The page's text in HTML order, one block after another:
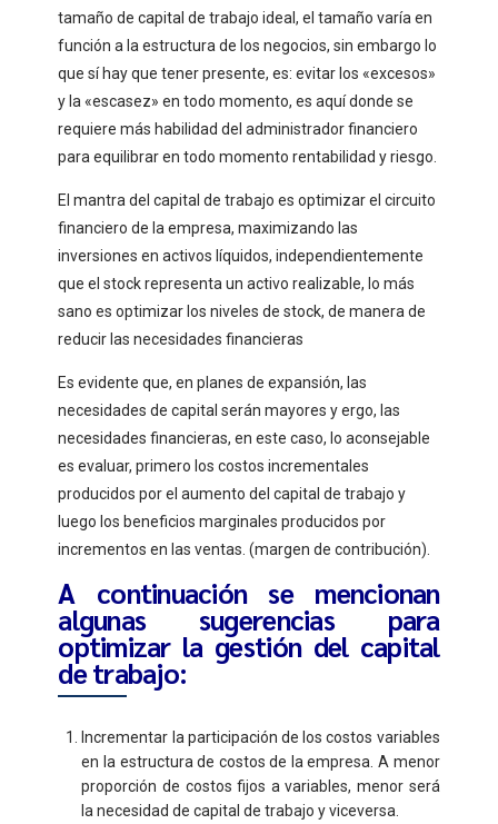
tamaño de capital de trabajo ideal, el tamaño varía en
función a la estructura de los negocios, sin embargo lo
que sí hay que tener presente, es: evitar los «excesos»
y la «escasez» en todo momento, es aquí donde se
requiere más habilidad del administrador financiero
para equilibrar en todo momento rentabilidad y riesgo.
El mantra del capital de trabajo es optimizar el circuito
financiero de la empresa, maximizando las
inversiones en activos líquidos, independientemente
que el stock representa un activo realizable, lo más
sano es optimizar los niveles de stock, de manera de
reducir las necesidades financieras
Es evidente que, en planes de expansión, las
necesidades de capital serán mayores y ergo, las
necesidades financieras, en este caso, lo aconsejable
es evaluar, primero los costos incrementales
producidos por el aumento del capital de trabajo y
luego los beneficios marginales producidos por
incrementos en las ventas. (margen de contribución).
A continuación se mencionan
algunas sugerencias para
optimizar la gestión del capital
de trabajo:
Incrementar la participación de los costos variables
en la estructura de costos de la empresa. A menor
proporción de costos fijos a variables, menor será
la necesidad de capital de trabajo y viceversa.